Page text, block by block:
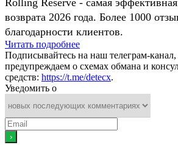
возврата 2026 года. Более 1000
благодарности клиентов.
Читать подробнее
Подписывайтесь на наш телеграм-
предупреждаем о схемах обмана и
средств: https://t.me/detecx.
Уведомить о